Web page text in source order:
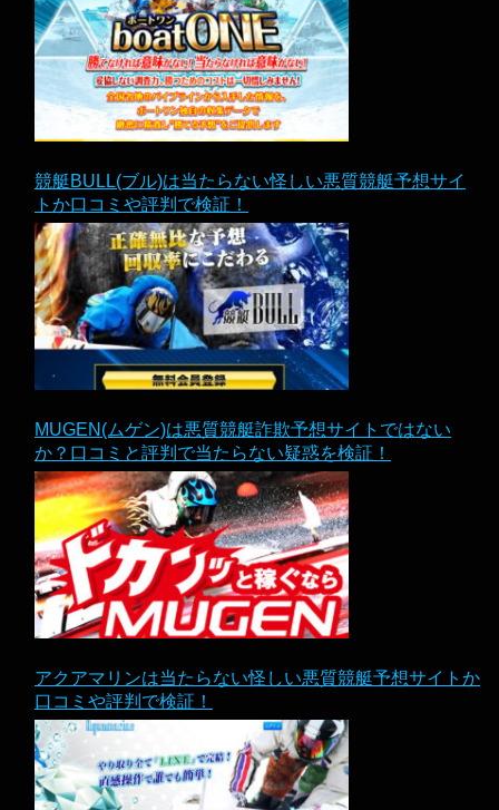
競艇BULL(ブル)は当たらない怪しい悪質競艇予想サイ
トか口コミや評判で検証！
MUGEN(ムゲン)は悪質競艇詐欺予想サイトではない
か？口コミと評判で当たらない疑惑を検証！
アクアマリンは当たらない怪しい悪質競艇予想サイトか
口コミや評判で検証！